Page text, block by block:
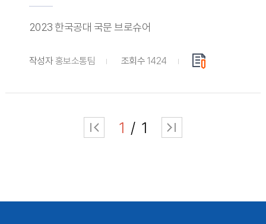
2023 한국공대 국문 브로슈어
작성자홍보소통팀 조회수 1424
1 1